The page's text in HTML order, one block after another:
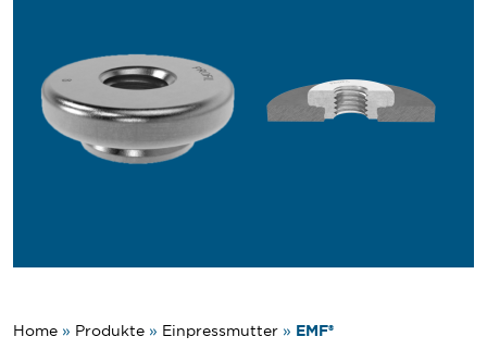
Home » Produkte » Einpressmutter » EMF®